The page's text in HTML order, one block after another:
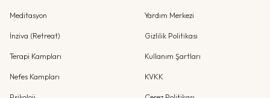
Meditasyon
İnziva (Retreat)
Terapi Kampları
Nefes Kampları
Yardım Merkezi
Gizlilik Politikası
Kullanım Şartları
KVKK